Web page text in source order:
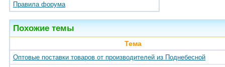
Правила форума
Похожие темы
Тема
Оптовые поставки товаров от производителей из Поднебесной